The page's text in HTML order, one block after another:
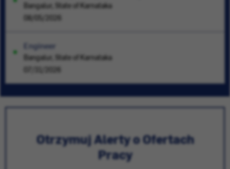
Bangalur, State of Karnataka
08/05/2026
Engineer
Bangalur, State of Karnataka
Otrzymuj Alerty o Ofertach
Pracy